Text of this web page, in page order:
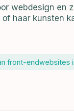
webdesign en
haar kunsten
front-endwebsites